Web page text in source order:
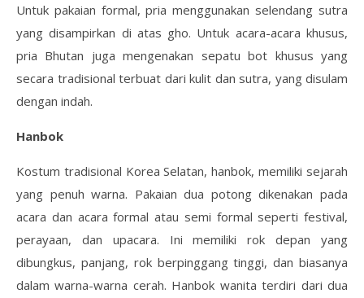
Untuk pakaian formal, pria menggunakan selendang sutra
yang disampirkan di atas gho. Untuk acara-acara khusus,
pria Bhutan juga mengenakan sepatu bot khusus yang
secara tradisional terbuat dari kulit dan sutra, yang disulam
dengan indah.
Hanbok
Kostum tradisional Korea Selatan, hanbok, memiliki sejarah
yang penuh warna. Pakaian dua potong dikenakan pada
acara dan acara formal atau semi formal seperti festival,
perayaan, dan upacara. Ini memiliki rok depan yang
dibungkus, panjang, rok berpinggang tinggi, dan biasanya
dalam warna-warna cerah. Hanbok wanita terdiri dari dua